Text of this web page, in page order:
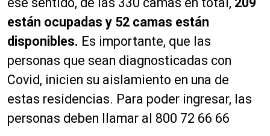
están ocupadas y 52 camas están
disponibles. Es importante, que las
personas que sean diagnosticadas con
Covid, inicien su aislamiento en una de
estas residencias. Para poder ingresar, las
personas deben llamar al 800 72 66 66